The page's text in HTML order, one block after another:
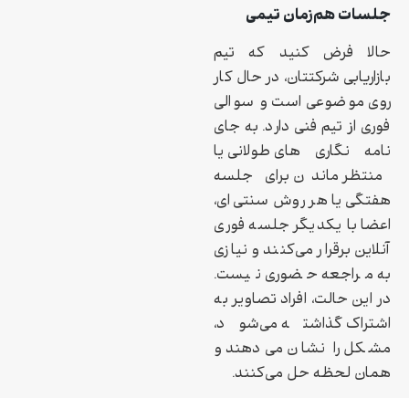
جلسات هم‌زمان تیمی
حالا فرض کنید که تیم
بازاریابی شرکتتان، در حال کار
روی موضوعی است و سوالی
فوری از تیم فنی دارد. به جای
نامه‌نگاری‌های طولانی یا
منتظر ماندن برای جلسه
هفتگی یا هر روش سنتی‌ای،
اعضا با یکدیگر جلسه فوری
آنلاین برقرار می‌کنند و نیازی
به مراجعه حضوری نیست.
در این حالت، افراد تصاویر به
اشتراک گذاشته می‌شود،
مشکل را نشان می‌دهند و
همان لحظه حل می‌کنند.